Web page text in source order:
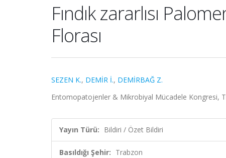
Fındık zararlısı
Florası
SEZEN K., DEMİR İ., DEMİRBAĞ Z.
Entomopatojenler & Mikrobiyal Mücadele Kongresi,
Yayın Türü: Bildiri / Özet Bildiri
Basıldığı Şehir: Trabzon